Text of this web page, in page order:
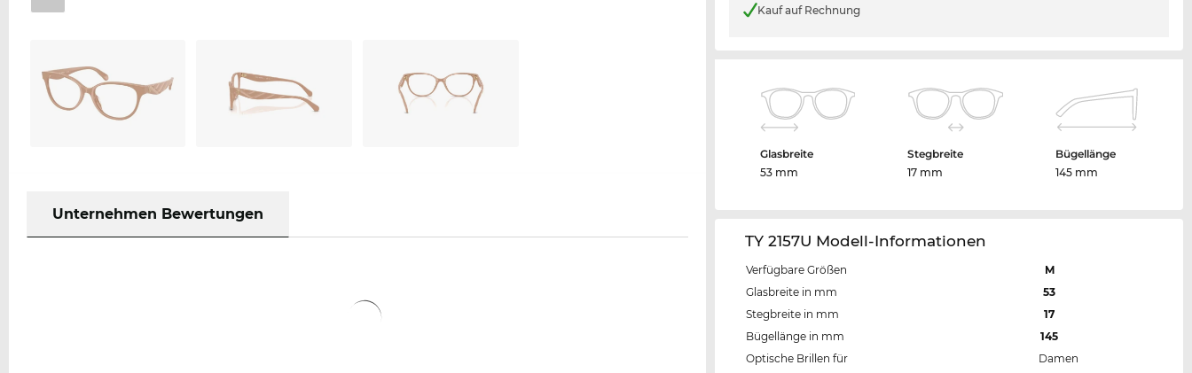
Unternehmen Bewertungen
Kauf auf Rechnung
Glasbreite
53 mm
Stegbreite
17 mm
Bügellänge
145 mm
TY 2157U Modell-Informationen
Verfügbare Größen
M
Glasbreite in mm
53
Stegbreite in mm
17
Bügellänge in mm
145
Optische Brillen für
Damen